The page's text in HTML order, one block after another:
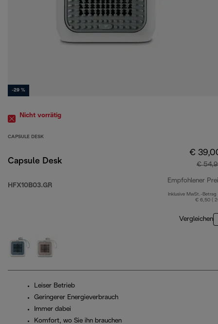
-29 %
Nicht vorrätig
CAPSULE DESK
Capsule Desk
HFX10B03.GR
€
€
Empfohlener
Inklusive MwSt.-Betrag
€ 6,50 (
Vergleichen
Leiser Betrieb
Geringerer Energieverbrauch
Immer dabei
Komfort, wo Sie ihn brauchen